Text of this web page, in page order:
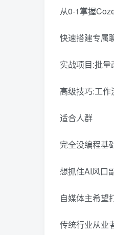
从0-1掌握
快速搭建专属
实战项目:批
高级技巧:工
适合人群
完全没编程基
想抓住AI风口
自媒体主希望
传统行业从业